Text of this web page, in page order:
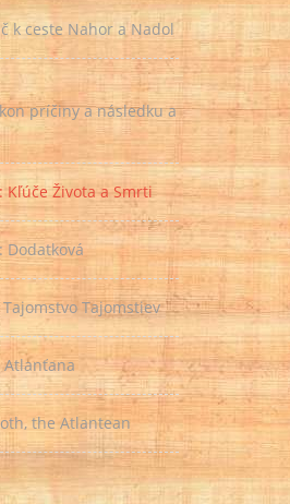
k ceste Nahor a Nadol
príčiny a následku a
Kľúče Života a Smrti
Dodatková
Tajomstvo Tajomstiev
Atlanťana
the Atlantean